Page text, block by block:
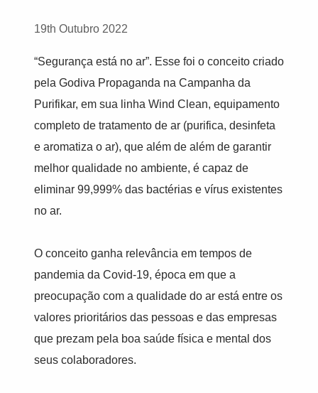
19th Outubro 2022
“Segurança está no ar”. Esse foi o conceito criado
pela Godiva Propaganda na Campanha da
Purifikar, em sua linha Wind Clean, equipamento
completo de tratamento de ar (purifica, desinfeta
e aromatiza o ar), que além de além de garantir
melhor qualidade no ambiente, é capaz de
eliminar 99,999% das bactérias e vírus existentes
no ar.
O conceito ganha relevância em tempos de
pandemia da Covid-19, época em que a
preocupação com a qualidade do ar está entre os
valores prioritários das pessoas e das empresas
que prezam pela boa saúde física e mental dos
seus colaboradores.